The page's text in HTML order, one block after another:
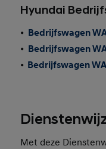
Hyundai
• Bedrijfswagen
• Bedrijfswagen
• Bedrijfswagen
Met deze